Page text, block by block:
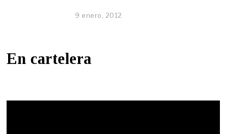
9 enero, 2012
En cartelera